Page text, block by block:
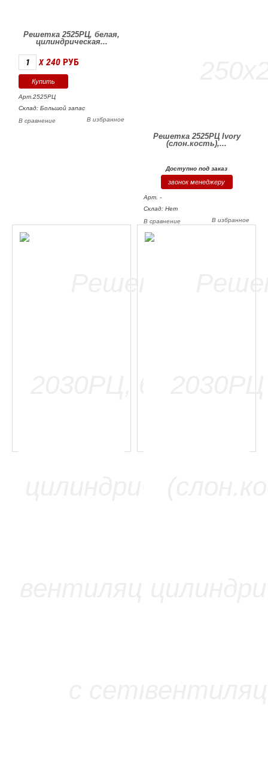
Решетка 2525РЦ, белая,
цилиндрическая...
X 240 РУБ
Арт.2525РЦ
Склад: Большой запас
В избранное
В сравнение
Решетка 2525РЦ Ivory
(слон.кость),...
Доступно под заказ
звонок менеджеру
Арт. -
Склад: Нет
В избранное
В сравнение